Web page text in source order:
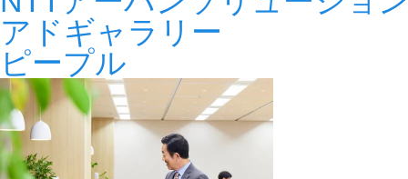
アドギャラリー
ピープル